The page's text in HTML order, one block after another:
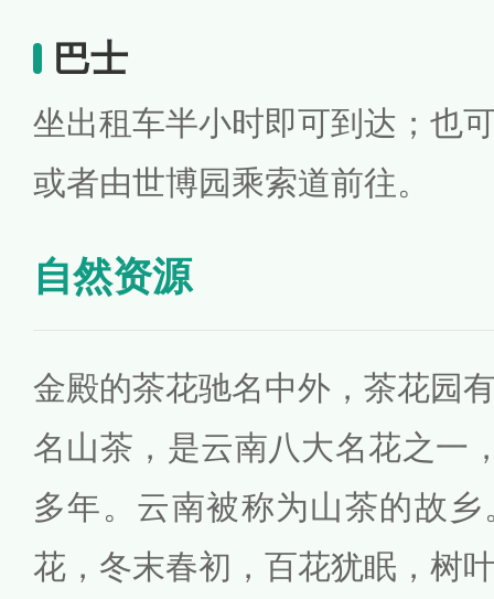
巴士
坐出租车半小时即可到达；也
或者由世博园乘索道前往。
自然资源
金殿的茶花驰名中外，茶花园
名山茶，是云南八大名花之一
多年。云南被称为山茶的故
花，冬末春初，百花犹眠，树